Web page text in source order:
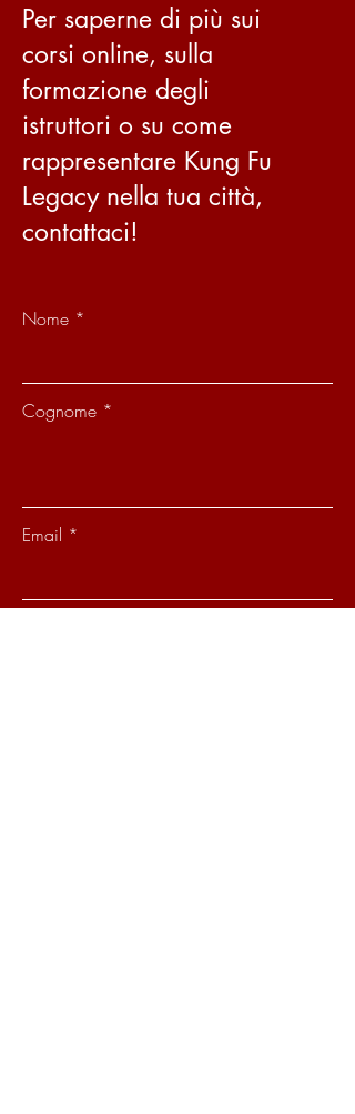
Per saperne di più sui
corsi online, sulla
formazione degli
istruttori o su come
rappresentare Kung Fu
Legacy nella tua città,
contattaci!
Nome
Cognome
Email